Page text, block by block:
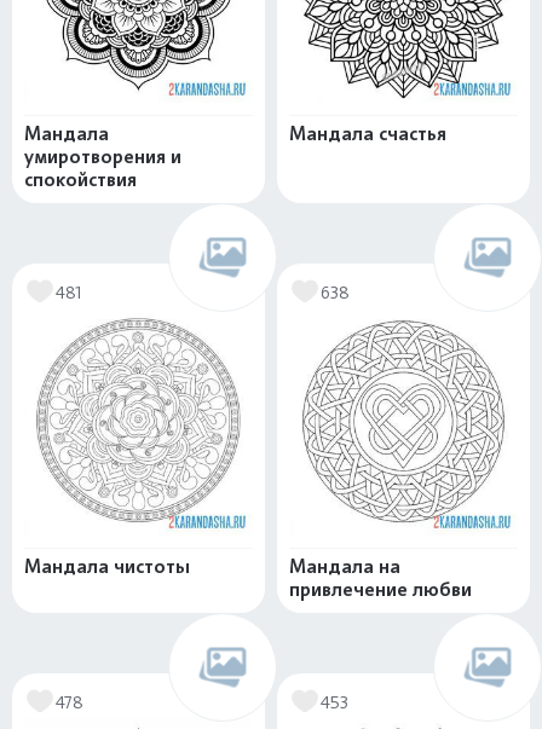
Мандала
умиротворения и
спокойствия
Мандала счастья
481
Мандала чистоты
638
Мандала на
привлечение любви
478 453